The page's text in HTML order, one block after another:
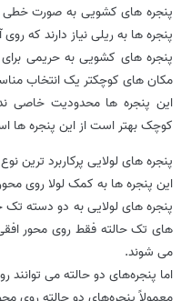
پنجره های کشویی به صورت خطی
پنجره ها به ریلی نیاز دارند که
پنجره های کشویی به حریمی برای
مکان های کوچکتر یک انتخاب
این پنجره ها محدودیت خاصی
کوچک بهتر است از این پنجره ها
پنجره های لولایی پرکاربرد ترین
این پنجره ها به کمک لولا روی
پنجره های لولایی به دو دسته
های تک حالته فقط روی محور
می شوند.
اما پنجره‌های دو حالته می